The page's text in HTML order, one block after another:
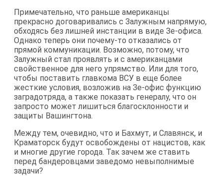
Примечательно, что раньше американцы
прекрасно договаривались с Залужным напрямую,
обходясь без лишней инстанции в виде Зе-офиса.
Однако теперь они почему-то отказались от
прямой коммуникации. Возможно, потому, что
Залужный стал проявлять и с американцами
свойственное для него упрямство. Или для того,
чтобы поставить главкома ВСУ в еще более
жесткие условия, возложив на Зе-офис функцию
заградотряда, а также показать генералу, что он
запросто может лишиться благосклонности и
защиты Вашингтона.
Между тем, очевидно, что и Бахмут, и Славянск, и
Краматорск будут освобождены от нацистов, как
и многие другие города. Так зачем же ставить
перед бандеровцами заведомо невыполнимые
задачи?